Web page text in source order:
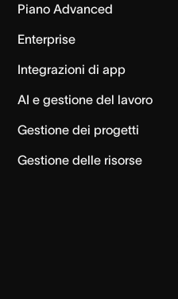
Piano Advanced
Enterprise
Integrazioni di app
AI e gestione del lavoro
Gestione dei progetti
Gestione delle risorse